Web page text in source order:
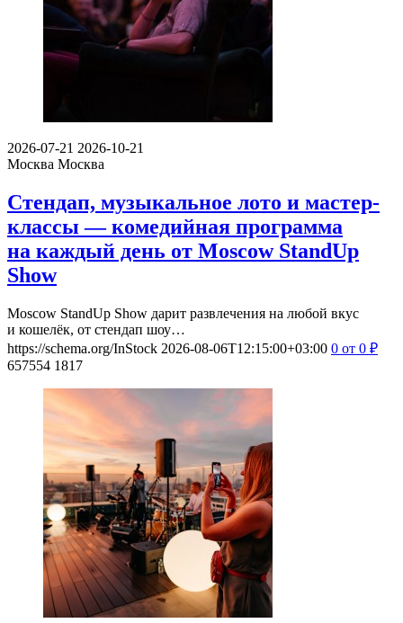
2026-07-21 2026-10-21
Москва Москва
Стендап, музыкальное лото и мастер-
классы — комедийная программа
на каждый день от Moscow StandUp
Show
Moscow StandUp Show дарит развлечения на любой вкус
и кошелёк, от стендап шоу…
https://schema.org/InStock 2026-08-06T12:15:00+03:00 0 от 0 ₽
657554 1817